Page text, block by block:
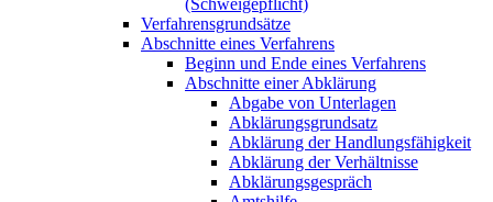
Verfahrensgrundsätze
Abschnitte eines Verfahrens
Beginn und Ende eines Verfahrens
Abschnitte einer Abklärung
Abgabe von Unterlagen
Abklärungsgrundsatz
Abklärung der Handlungsfähigkeit
Abklärung der Verhältnisse
Abklärungsgespräch